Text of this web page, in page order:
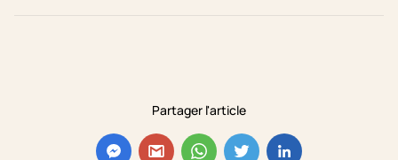
Partager l'article